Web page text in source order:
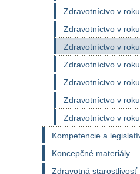
Zdravotníctvo v
Zdravotníctvo v
Zdravotníctvo v
Zdravotníctvo v
Zdravotníctvo v
Zdravotníctvo v
Zdravotníctvo v
Kompetencie a
Koncepčné materiály
Zdravotná starostlivosť